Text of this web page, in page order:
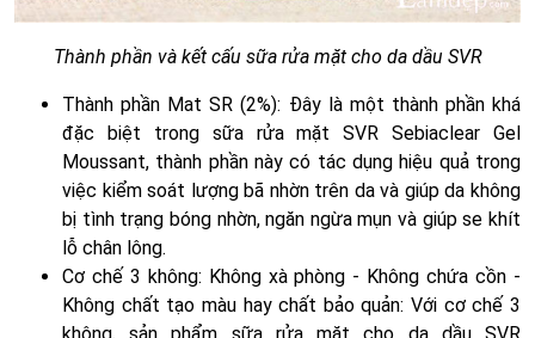
Thành phần và kết cấu sữa rửa mặt cho da dầu SVR
Thành phần Mat SR (2%): Đây là một thành phần khá
đặc biệt trong sữa rửa mặt SVR Sebiaclear Gel
Moussant, thành phần này có tác dụng hiệu quả trong
việc kiểm soát lượng bã nhờn trên da và giúp da không
bị tình trạng bóng nhờn, ngăn ngừa mụn và giúp se khít
lỗ chân lông.
Cơ chế 3 không: Không xà phòng - Không chứa cồn -
Không chất tạo màu hay chất bảo quản: Với cơ chế 3